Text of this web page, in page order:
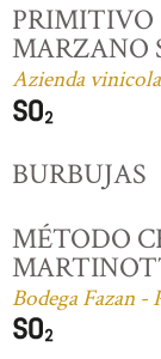
PRIMITIVO
MARZANO
Azienda
BURBUJAS
MÉTODO
Bodega Fazan -